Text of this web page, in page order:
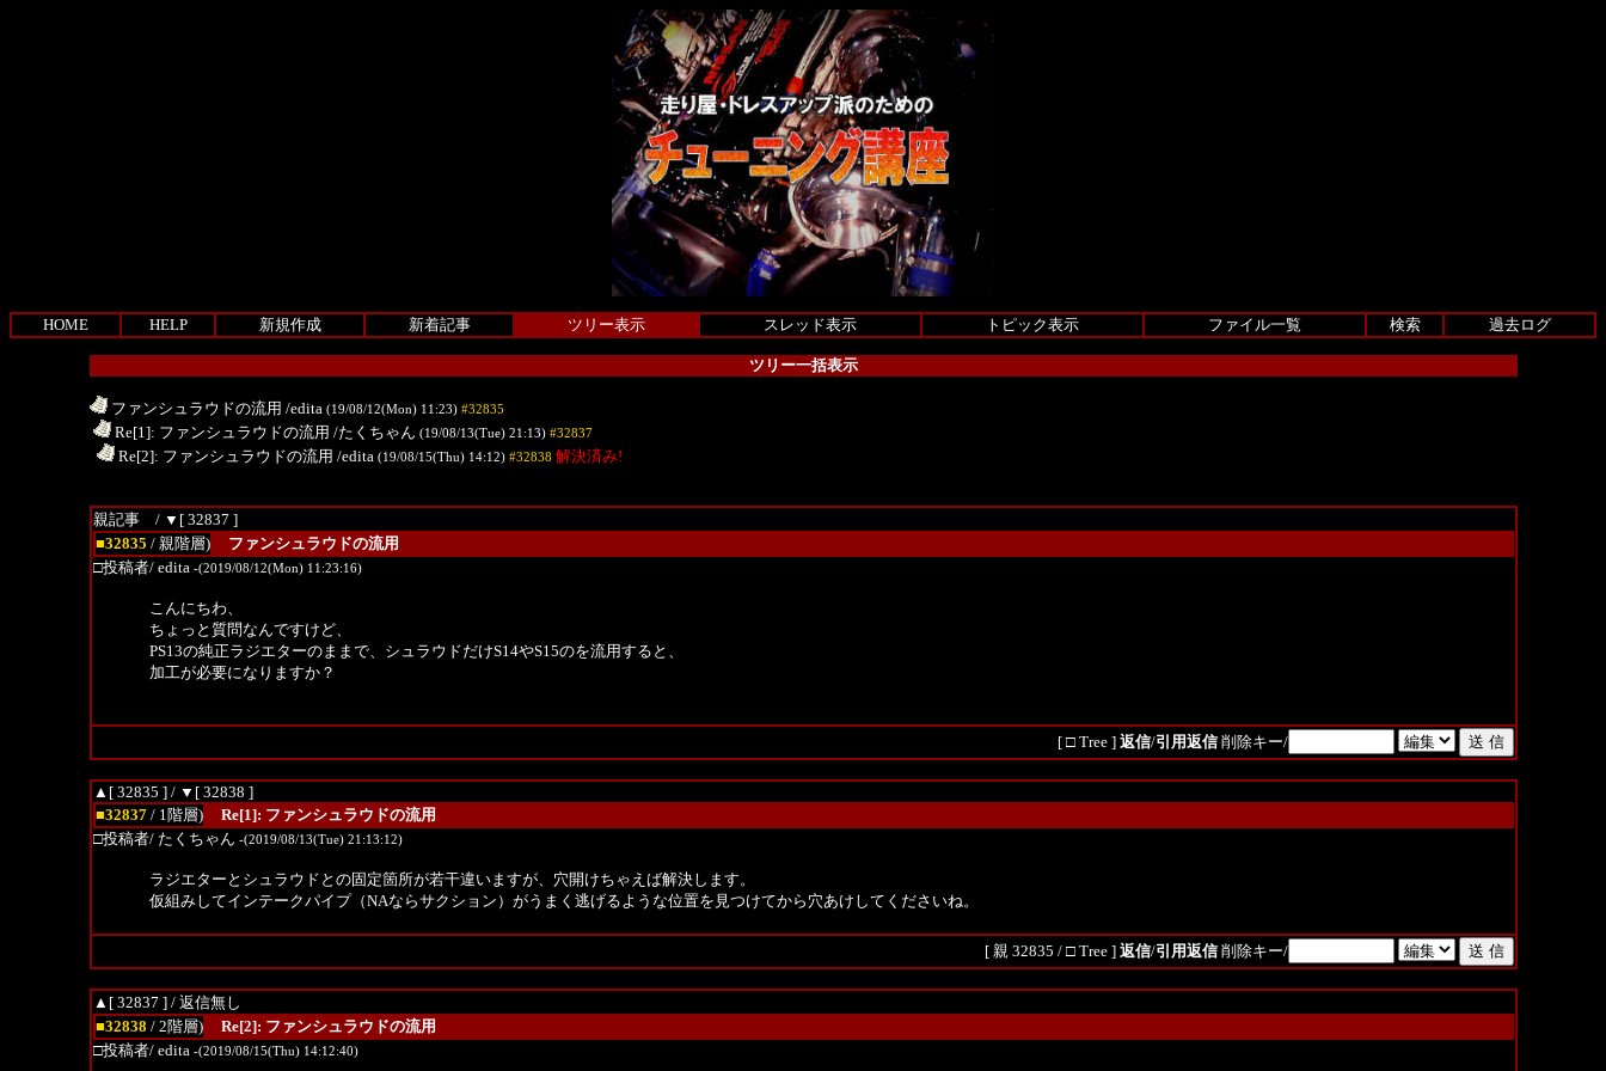
HOME HELP 新規作成 新着記事 ツリー表示 スレッド表示 トピック表示 ファイル一覧 検索 過去ログ
ツリー一括表示
ファンシュラウドの流用 /edita (19/08/12(Mon) 11:23) #32835
Re[1]: ファンシュラウドの流用 /たくちゃん (19/08/13(Tue) 21:13) #32837
Re[2]: ファンシュラウドの流用 /edita (19/08/15(Thu) 14:12) #32838 解決済み!
親記事 / ▼[ 32837 ]
■32835 / 親階層)
ファンシュラウドの流用
□投稿者/ edita -(2019/08/12(Mon) 11:23:16)
こんにちわ、
ちょっと質問なんですけど、
PS13の純正ラジエターのままで、シュラウドだけS14やS15のを流用すると、
加工が必要になりますか？
[ □ Tree] 返信/引用返信 削除キー/
▲[ 32835 ]/ ▼[ 32838 ]
■32837/ 1階層)
Re[1]: ファンシュラウドの流用
□投稿者/ たくちゃん -(2019/08/13(Tue) 21:13:12)
ラジエターとシュラウドとの固定箇所が若干違いますが、穴開けちゃえば解決します。
仮組みしてインテークパイプ（NAならサクション）がうまく逃げるような位置を見つけてから穴あけしてくださいね。
[ 親 32835 / □ Tree] 返信/引用返信 削除キー/
▲[ 32837 ]/ 返信無し
■32838 / 2階層)
Re[2]: ファンシュラウドの流用
□投稿者/ edita -(2019/08/15(Thu) 14:12:40)